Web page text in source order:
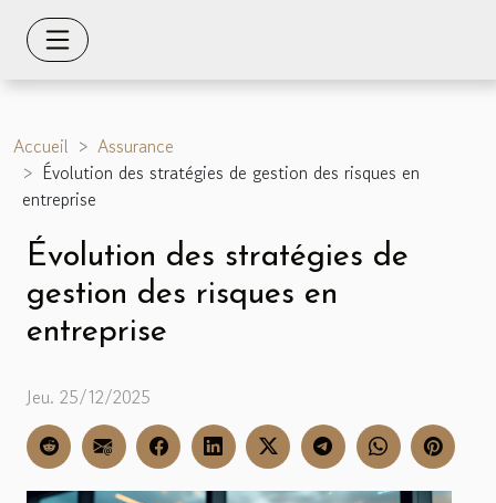
Accueil
Assurance
Évolution des stratégies de gestion des risques en
entreprise
Évolution des stratégies de
gestion des risques en
entreprise
Jeu. 25/12/2025